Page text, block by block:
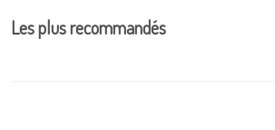
Les plus recommandés